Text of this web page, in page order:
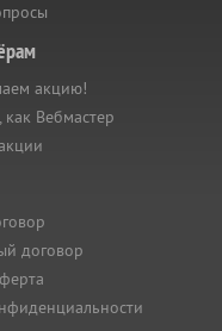
акцию!
как Вебмастер
договор